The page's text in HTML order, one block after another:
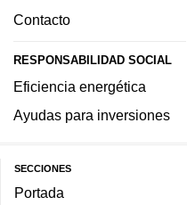
Contacto
RESPONSABILIDAD SOCIAL
Eficiencia energética
Ayudas para inversiones
SECCIONES
Portada